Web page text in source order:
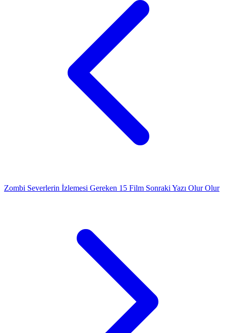
Zombi Severlerin İzlemesi Gereken 15 Film Sonraki Yazı Olur Olur